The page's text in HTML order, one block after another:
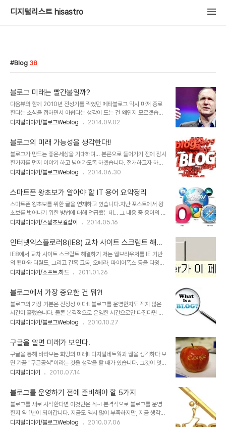
디지털리스트 hisastro
Blog 38
블로그 미래는 빨간불일까?
다음뷰와 함께 2010년 전성기를 찍었던 메타블로그 믹시 마저 종료
한다는 소식을 접하면서 아쉽다는 생각이 드는 건 왜인지 모르겠습니
다. 그리 큰 연관도 없으면서 말이죠. 블로그에 대한 블로그와 연관된
왕효근이란 분에 대한 포스팅을 한적이 있었습니다. 그 분이 믹시를 떠
나며 올포스트를 새롭게 만들던 시점이었습니다. 그동안 믹시를 운영
해주신 왕효근님, 고맙습니다. (_ _) 단정지어 말하긴 쉽지 않겠지만
블로그의 현재를 어떻게 봐야할지...일부분만을 가지고 이렇다 말할 순
없다하더라도 블로그 네트워크의 축이라고 할 수 있던 메타블로그의
나가던 아니 잘 나갈 것 같던 메타..
디지털이야기/블로그Weblog 2014.09.02
블로그의 미래 가능성을 생각한다!!
블로그가 만드는 좋은세상을 기대하며... 본론으로 들어가기 전에 잠시
한가지를 먼저 이야기 하고 넘어가도록 하겠습니다. 전개하고자 하는
이야기와의 연관성이 있다고 생각하기에... 보통 돈벌이를 생각할 때
니다. 그리고 그 돈벌이라는 것은 각 분야별로 모두 다 구분이 되고 나
는 판매자, 너는 구매자로 정형화된 관계만을 생각했습니다. 그러나 실
제로 알고 보면 기존에도 내가 돈벌이를 위해 지출하는 부분이 있고,
부수적으로 그것을 생각하기도 하지만, 그건 단지 내가 수익을 내기 위
한 어쩔수 없는 것으로만 치부했을 뿐 그것이 또다른 관계로서 상호작
흐름이라는 것을 깨닫지는 못했던 것 같..
디지털이야기/블로그Weblog 2014.06.30
스마트폰 왕초보가 알아야 할 IT 용어 요약정리
스마트폰 왕초보를 위한 글을 연재하고 있습니다.지난 포스트에서 왕
초보를 벗어나기 위한 방법에 대해 언급했는데... 그 내용 중 용어의 중
요성을 강조했었지요. 사실 그 용어라는 건 접하게 된 정보에서 알지
만, 적어도 스마트해지고 싶다는 의욕은 있는데... 용어에 약하다는 분
들에게 이정도는 알아야 한다는 생각에서 위키피디아를 참고하여 몇
가지 용어를 정리하였습니다. 특히 용어와 함께 많이 사용되는 이미지
및 아이콘을 함께 첨부하여 이해를 돕도록 하였습니다. 가장 많이 사용
되는 용어를 기본으로 최근 회자되고 있는 용어를 간추렸으니... 관심
황에 따라 지속적으로 추가할 예정입..
디지털이야기/스맡초보길잡이 2014.05.16
인터넷익스플로러8(IE8) 교차 사이트 스크립트 해결
방법
IE8에서 교차 사이트 스크립트 해결하기 저는 웹브라우저를 IE 기반
의 웹마와 더월드, 그리고 간혹 크롬, 오페라, 파이어폭스 등을 다양하
게 사용합니다. 그러다 보니, 기본적으로 가장 많이 사용한다고 하는
감하지는 않았습니다. 그런데, 블로깅이라는 것이 다른 분들에게 보여
지는 것이기에... 가끔 살펴본다고 인터넷 익스플로러로 블로그를 열어
보곤 했는데, 그간 확인하지 못보던 문제를 발견하였습니다. 바로 "교
차 사이트 스크립트"에 관한 문제인데, 이를 해결하기 위해서는 제 블
로그가 구글의 텍스트큐브를 사용하는 것이기에... 궁극적으로는 구글
스를 제공하는 곳에서 해결되어야 ..
디지털이야기/소프트.하드 2011.01.26
블로그에서 가장 중요한 건 뭐?!
블로그의 가장 기본은 진정성 이다!! 블로그를 운영한지도 적지 않은
시간이 흘렀습니다. 물론 본격적으로 운영한 시간으로만 따진다면 그
리 오랜 시간이라고 할 순 없지만... 솔직히 블로깅 다운 블로그 운영만
서 좀 뭐~ 하기도 합니다. 그러나 무엇이든 좀더 깊이 생각하고 나름
판단한 것이 있을 땐 이야기 할 수 있는 것이니... 또 이런 얘기를 할 수
있는 것도 블로그라 가능하단 생각을 하면서 부족한 생각이지만 옆사
람과 얘길 주고 받듯 말해 보려고 합니다. 블로그... 블로그의 정의에
대해서는 굳이 언급하지 않아도 되리라 생각합니다만, 그냥 지나치려
의를 하지 않고서는..
디지털이야기/블로그Weblog 2010.10.27
구글을 알면 미래가 보인다.
구글을 통해 바라보는 희망의 미래!! 디지털네트웤과 웹을 생각하다 보
면 가끔 "구글공식"이라는 것을 생각을 할 때가 있습니다. 그것이 멋진
미래 세상을 만드는 힘으로 작용할 것임을 인식하기 때문이기도 한데,
류를 범하는 모습을 보면 안타까운 마음이 들기도 합니다. 그래서 생각
의 공유와 공감이 만들어져 전파될 수 있다고 하는 나비효과의 긍정적
인 사고로 구글공식이라는 주제로 그동안 생각했던 내용들을 -나름대
로의 방식으로- 이야기해 보려고 합니다. 부족한 생각과 내용이나마
공감하실 분들과의 소통을 기대하며... ※ 본 포스트는 구글의 현재로부
디지털이야기 2010.07.14
블로그를 운영하기 전에 준비해야 할 5가지
블로그를 새로 시작한다면 이것만은 꼭~! 본격적으로 블로그를 운영
한지 약 1년이 되어갑니다. 지금도 역시 많이 부족하지만, 지금 생각해
보면 본격적으로 운영을 해보겠다고 시작을 했어도 지금과는 비교할
디지털이야기/블로그Weblog 2010.07.06